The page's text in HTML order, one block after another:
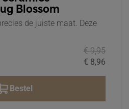
Blossom
de juiste maat. Deze
€ 9,95
€ 8,96
Bestel